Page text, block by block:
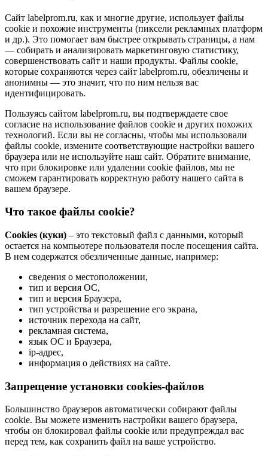
Сайт labelprom.ru, как и многие другие, использует файлы
cookie и похожие инструменты (пиксели рекламных платформ
и др.). Это помогает вам быстрее открывать страницы, а нам
— собирать и анализировать маркетинговую статистику,
совершенствовать сайт и наши продукты. Файлы сookie,
которые сохраняются через сайт labelprom.ru, обезличены и
анонимны — это значит, что по ним нельзя вас
идентифицировать.
Пользуясь сайтом labelprom.ru, вы подтверждаете свое
согласие на использование файлов cookie и других похожих
технологий. Если вы не согласны, чтобы мы использовали
файлы cookie, измените соответствующие настройки вашего
браузера или не используйте наш сайт. Обратите внимание,
что при блокировке или удалении cookie файлов, мы не
сможем гарантировать корректную работу нашего сайта в
вашем браузере.
Что такое файлы cookie?
Cookies (куки) – это текстовый файл с данными, который
остается на компьютере пользователя после посещения сайта.
В нем содержатся обезличенные данные, например:
сведения о местоположении,
тип и версия ОС,
тип и версия Браузера,
тип устройства и разрешение его экрана,
источник перехода на сайт,
рекламная система,
язык ОС и Браузера,
ip-адрес,
информация о действиях на сайте.
Запрещение установки cookies-файлов
Большинство браузеров автоматически собирают файлы
cookie. Вы можете изменить настройки вашего браузера,
чтобы он блокировал файлы cookie или предупреждал вас
перед тем, как сохранить файл на ваше устройство.